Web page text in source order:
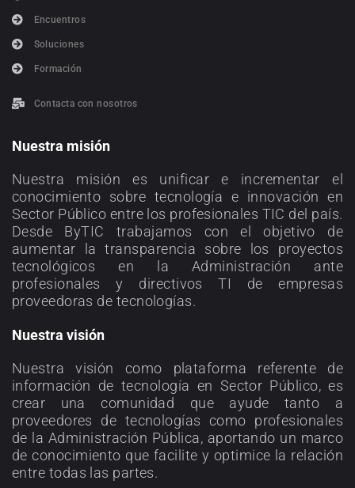
Encuentros
Soluciones
Formación
Contacta con nosotros
Nuestra misión
Nuestra misión es unificar e incrementar el
conocimiento sobre tecnología e innovación en
Sector Público entre los profesionales TIC del país.
Desde ByTIC trabajamos con el objetivo de
aumentar la transparencia sobre los proyectos
tecnológicos en la Administración ante
profesionales y directivos TI de empresas
proveedoras de tecnologías.
Nuestra visión
Nuestra visión como plataforma referente de
información de tecnología en Sector Público, es
crear una comunidad que ayude tanto a
proveedores de tecnologías como profesionales
de la Administración Pública, aportando un marco
de conocimiento que facilite y optimice la relación
entre todas las partes.